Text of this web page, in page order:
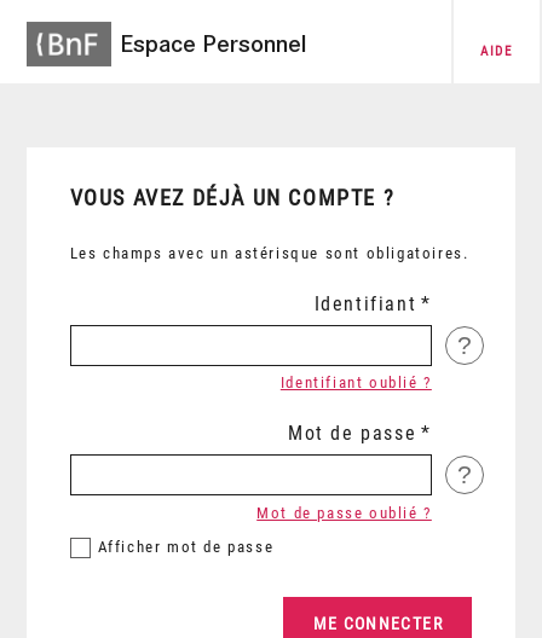
Espace Personnel AIDE
VOUS AVEZ DÉJÀ UN COMPTE ?
Les champs avec un astérisque sont obligatoires.
Identifiant
?
Identifiant oublié ?
Mot de passe
?
Afficher mot de passe
Mot de passe oublié ?